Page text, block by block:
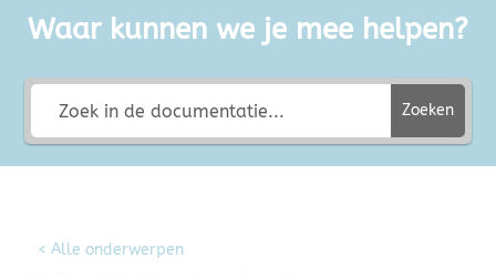
Waar kunnen we je mee helpen?
Zoeken
< Alle onderwerpen